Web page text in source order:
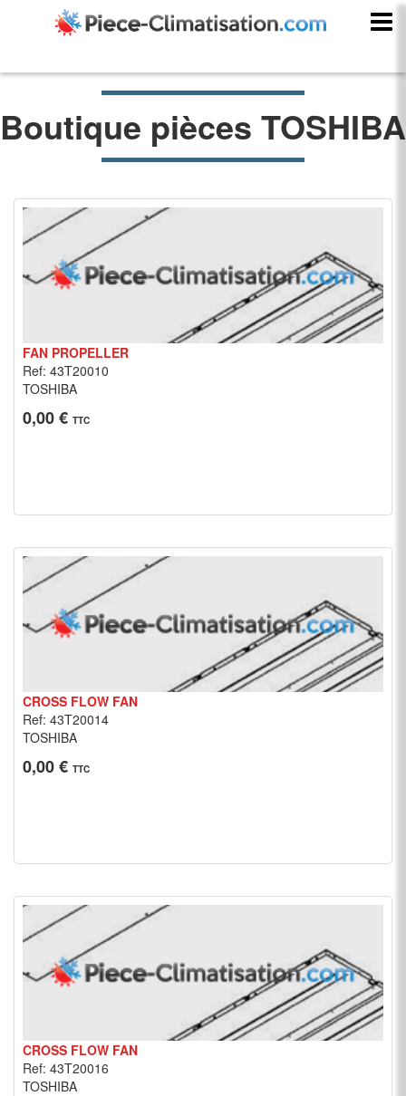
Boutique pièces TOSHIBA
FAN PROPELLER
Ref: 43T20010
TOSHIBA
0,00 € TTC
CROSS FLOW FAN
Ref: 43T20014
TOSHIBA
0,00 € TTC
CROSS FLOW FAN
Ref: 43T20016
TOSHIBA